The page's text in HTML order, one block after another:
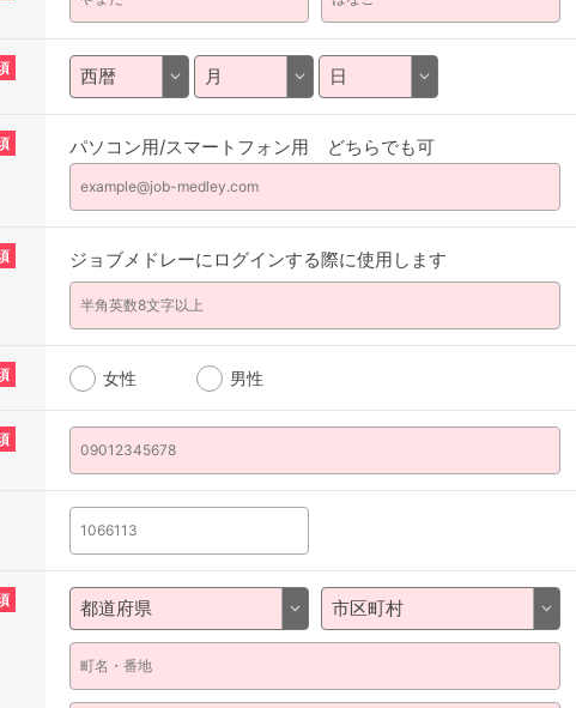
パソコン用/スマートフォン用 どちらでも可
ジョブメドレーにログインする際に使用します
女性 男性